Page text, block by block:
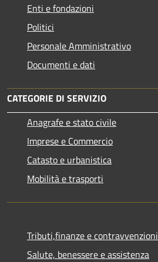
Enti e fondazioni
Politici
Personale Amministrativo
Documenti e dati
CATEGORIE DI SERVIZIO
Anagrafe e stato civile
Imprese e Commercio
Catasto e urbanistica
Mobilità e trasporti
Tributi,finanze e contravvenzioni
Salute, benessere e assistenza